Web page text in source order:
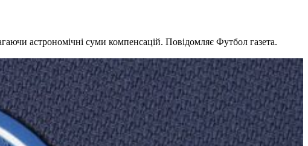
астрономічні суми компенсацій. Повідомляє Футбол газета.